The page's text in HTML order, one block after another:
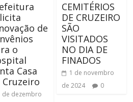
de
o
Casa
Cruzeiro
de dezembro
CEMITÉRIOS
DE CRUZEIRO
SÃO
VISITADOS
NO DIA DE
FINADOS
1 de novembro
de 2024
0